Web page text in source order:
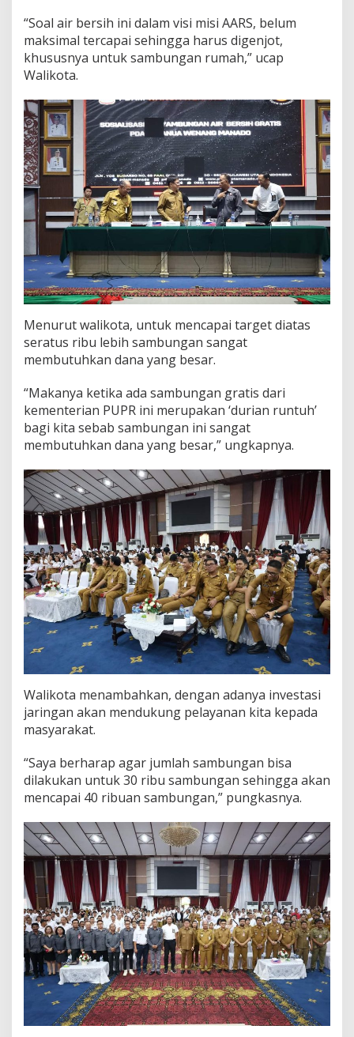
r
a
t
i
a
g
i
W
a
r
g
a
“Soal air bersih ini dalam visi misi AARS, belum
maksimal tercapai sehingga harus digenjot,
khususnya untuk sambungan rumah,” ucap
Walikota.
Menurut walikota, untuk mencapai target diatas
seratus ribu lebih sambungan sangat
membutuhkan dana yang besar.
“Makanya ketika ada sambungan gratis dari
kementerian PUPR ini merupakan ‘durian runtuh’
bagi kita sebab sambungan ini sangat
membutuhkan dana yang besar,” ungkapnya.
Walikota menambahkan, dengan adanya investasi
jaringan akan mendukung pelayanan kita kepada
masyarakat.
“Saya berharap agar jumlah sambungan bisa
dilakukan untuk 30 ribu sambungan sehingga akan
mencapai 40 ribuan sambungan,” pungkasnya.